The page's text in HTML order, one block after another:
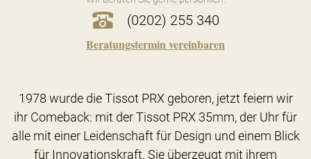
(0202) 255 340
Beratungstermin vereinbaren
1978 wurde die Tissot PRX geboren, jetzt feiern wir
ihr Comeback: mit der Tissot PRX 35mm, der Uhr für
alle mit einer Leidenschaft für Design und einem Blick
für Innovationskraft. Sie überzeugt mit ihrem